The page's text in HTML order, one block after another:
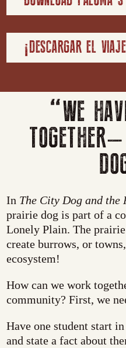
¡DESCARGAR EL
“WE
In The City Dog and
prairie dog is part of a
Lonely Plain. The
create burrows, or
ecosystem!
How can we work
community? First, we
Have one student start
and state a fact about